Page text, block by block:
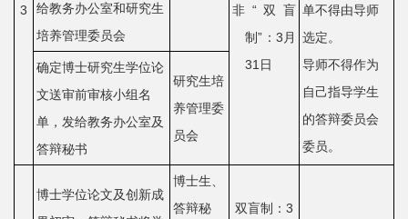
3
给教务办公室和研究生
培养管理委员会
非“双盲
制”：3月
31日
单不得由导师
选定。
导师不得作为
自己指导学生
的答辩委员会
委员。
确定博士研究生学位论
文送审前审核小组名
单，发给教务办公室及
答辩秘书
研究生培
养管理委
员会
博士学位论文及创新成
博士生、
答辩秘
双盲制：3